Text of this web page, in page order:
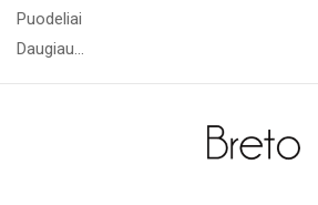
Puodeliai
Daugiau...